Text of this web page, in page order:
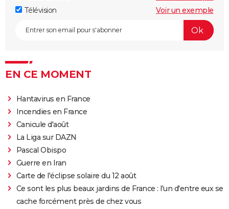
Télévision
Voir un exemple
EN CE MOMENT
Hantavirus en France
Incendies en France
Canicule d'août
La Liga sur DAZN
Pascal Obispo
Guerre en Iran
Carte de l'éclipse solaire du 12 août
Ce sont les plus beaux jardins de France : l'un d'entre eux se
cache forcément près de chez vous